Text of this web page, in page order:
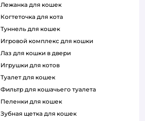
лежанка для кошек
когтеточка для кота
туннель для кошек
игровой комплекс для кошки
лаз для кошки в двери
игрушки для котов
туалет для кошек
фильтр для кошачьего туалета
пеленки для кошек
зубная щетка для кошек